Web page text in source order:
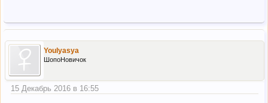
Youlyasya
ШопоНовичок
15 Декабрь 2016 в 16:55